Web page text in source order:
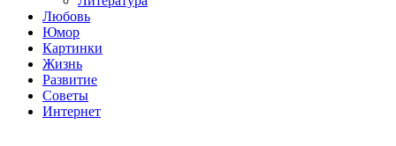
Любовь
Юмор
Картинки
Жизнь
Развитие
Советы
Интернет